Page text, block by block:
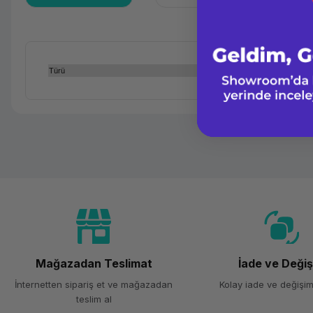
Türü
Mağazadan Teslimat
İnternetten sipariş et ve mağazadan
teslim al
İade ve
Kolay iade ve